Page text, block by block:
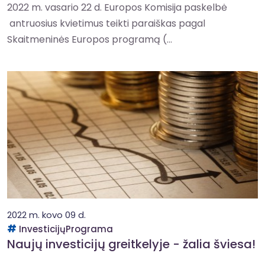
2022 m. vasario 22 d. Europos Komisija paskelbė
antruosius kvietimus teikti paraiškas pagal
Skaitmeninės Europos programą (...
2022 m. kovo 09 d.
InvesticijųPrograma
Naujų investicijų greitkelyje - žalia šviesa!